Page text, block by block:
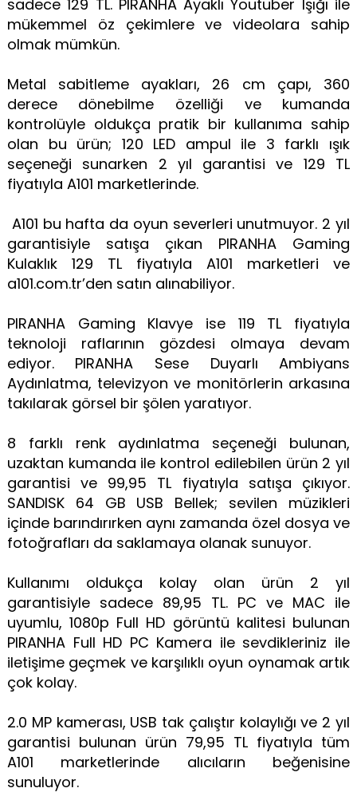
sadece 129 TL. PIRANHA Ayaklı Youtuber Işığı ile
mükemmel öz çekimlere ve videolara sahip
olmak mümkün.
Metal sabitleme ayakları, 26 cm çapı, 360
derece dönebilme özelliği ve kumanda
kontrolüyle oldukça pratik bir kullanıma sahip
olan bu ürün; 120 LED ampul ile 3 farklı ışık
seçeneği sunarken 2 yıl garantisi ve 129 TL
fiyatıyla A101 marketlerinde.
A101 bu hafta da oyun severleri unutmuyor. 2 yıl
garantisiyle satışa çıkan PIRANHA Gaming
Kulaklık 129 TL fiyatıyla A101 marketleri ve
a101.com.tr’den satın alınabiliyor.
PIRANHA Gaming Klavye ise 119 TL fiyatıyla
teknoloji raflarının gözdesi olmaya devam
ediyor. PIRANHA Sese Duyarlı Ambiyans
Aydınlatma, televizyon ve monitörlerin arkasına
takılarak görsel bir şölen yaratıyor.
8 farklı renk aydınlatma seçeneği bulunan,
uzaktan kumanda ile kontrol edilebilen ürün 2 yıl
garantisi ve 99,95 TL fiyatıyla satışa çıkıyor.
SANDISK 64 GB USB Bellek; sevilen müzikleri
içinde barındırırken aynı zamanda özel dosya ve
fotoğrafları da saklamaya olanak sunuyor.
Kullanımı oldukça kolay olan ürün 2 yıl
garantisiyle sadece 89,95 TL. PC ve MAC ile
uyumlu, 1080p Full HD görüntü kalitesi bulunan
PIRANHA Full HD PC Kamera ile sevdikleriniz ile
iletişime geçmek ve karşılıklı oyun oynamak artık
çok kolay.
2.0 MP kamerası, USB tak çalıştır kolaylığı ve 2 yıl
garantisi bulunan ürün 79,95 TL fiyatıyla tüm
A101 marketlerinde alıcıların beğenisine
sunuluyor.